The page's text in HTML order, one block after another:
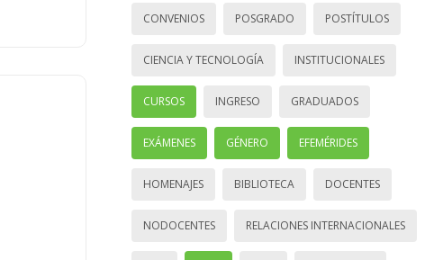
CONVENIOS POSGRADO POSTÍTULOS
CIENCIA Y TECNOLOGÍA INSTITUCIONALES
CURSOS INGRESO GRADUADOS
EXÁMENES GÉNERO EFEMÉRIDES
HOMENAJES BIBLIOTECA DOCENTES
NODOCENTES RELACIONES INTERNACIONALES